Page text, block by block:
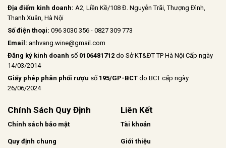
Địa điểm kinh doanh: A2, Liền Kề/108 Đ. Nguyễn Trãi, Thượng Đình,
Thanh Xuân, Hà Nội
Số điện thoại: 096 3030 356 - 0827 309 773
Email: anhvang.wine@gmail.com
Đăng ký kinh doanh số 0106481712 do Sở KT&ĐT TP Hà Nội Cấp ngày
14/03/2014
Giấy phép phân phối rượu số 195/GP-BCT do BCT cấp ngày
26/06/2024
Chính Sách Quy Định
Chính sách bảo mật
Quy định chung
Liên Kết
Tài khoản
Giới thiệu